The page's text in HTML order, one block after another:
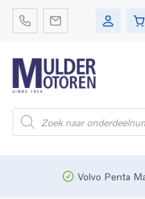
Volvo Penta